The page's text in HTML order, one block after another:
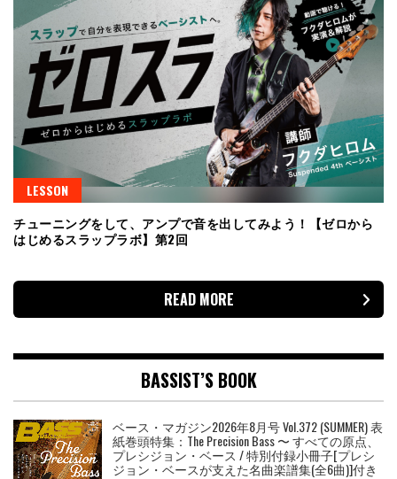
LESSON
チューニングをして、アンプで音を出してみよう！【ゼロから
はじめるスラップラボ】第2回
READ MORE
BASSIST’S BOOK
ベース・マガジン2026年8月号 Vol.372 (SUMMER) 表
紙巻頭特集：The Precision Bass 〜 すべての原点、
プレシジョン・ベース / 特別付録小冊子[プレシ
ジョン・ベースが支えた名曲楽譜集(全6曲)]付き